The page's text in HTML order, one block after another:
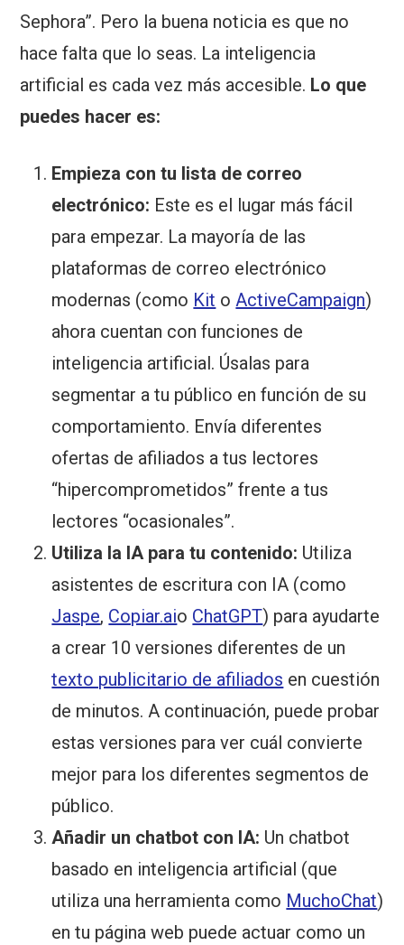
Sephora”. Pero la buena noticia es que no
hace falta que lo seas. La inteligencia
artificial es cada vez más accesible. Lo que
puedes hacer es:
Empieza con tu lista de correo
electrónico: Este es el lugar más fácil
para empezar. La mayoría de las
plataformas de correo electrónico
modernas (como Kit oActiveCampaign)
ahora cuentan con funciones de
inteligencia artificial. Úsalas para
segmentar a tu público en función de su
comportamiento. Envía diferentes
ofertas de afiliados a tus lectores
“hipercomprometidos” frente a tus
lectores “ocasionales”.
Utiliza la IA para tu contenido: Utiliza
asistentes de escritura con IA (como
Jaspe, Copiar.aio ChatGPT) para ayudarte
a crear 10 versiones diferentes de un
texto publicitario de afiliados en cuestión
de minutos. A continuación, puede probar
estas versiones para ver cuál convierte
mejor para los diferentes segmentos de
público.
Añadir un chatbot con IA: Un chatbot
basado en inteligencia artificial (que
utiliza una herramienta como MuchoChat)
en tu página web puede actuar como un